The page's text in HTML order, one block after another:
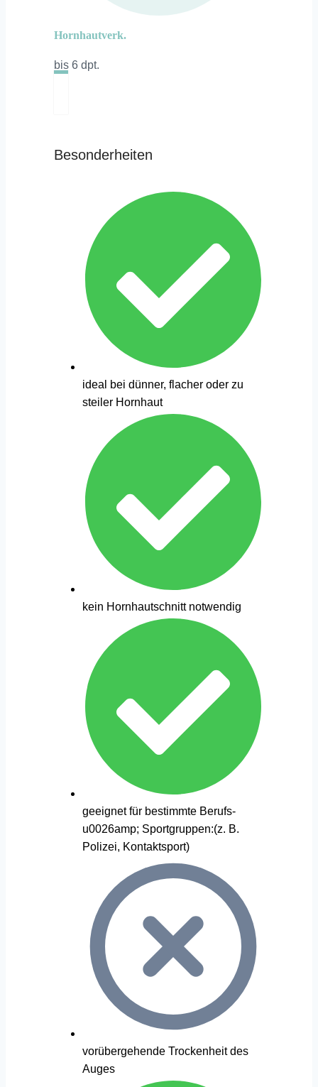
Hornhautverk.
bis 6 dpt.
Besonderheiten
ideal bei dünner, flacher oder zu
steiler Hornhaut
kein Hornhautschnitt notwendig
geeignet für bestimmte Berufs-
u0026amp; Sportgruppen:(z. B.
Polizei, Kontaktsport)
vorübergehende Trockenheit des
Auges